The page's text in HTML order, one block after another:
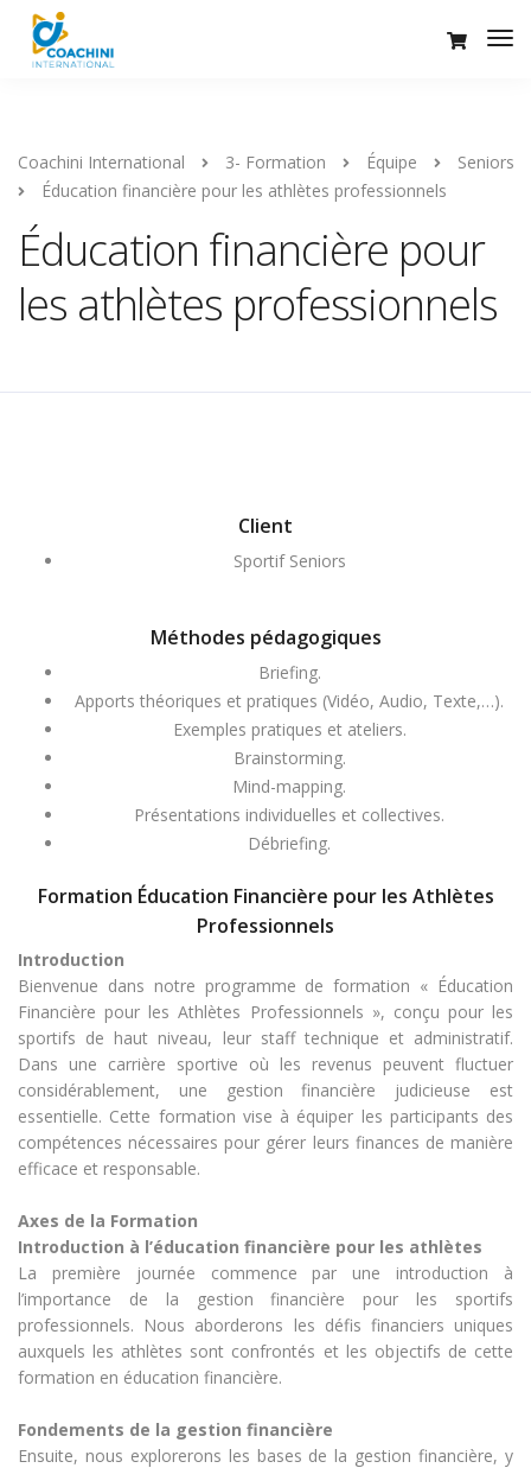
Coachini International 3- Formation Équipe
Seniors
Éducation financière pour les athlètes professionnels
Éducation financière pour
les athlètes professionnels
Client
Sportif Seniors
Méthodes pédagogiques
Briefing.
Apports théoriques et pratiques (Vidéo, Audio, Texte,…).
Exemples pratiques et ateliers.
Brainstorming.
Mind-mapping.
Présentations individuelles et collectives.
Débriefing.
Formation Éducation Financière pour les Athlètes
Professionnels
Introduction
Bienvenue dans notre programme de formation « Éducation
Financière pour les Athlètes Professionnels », conçu pour les
sportifs de haut niveau, leur staff technique et administratif.
Dans une carrière sportive où les revenus peuvent fluctuer
considérablement, une gestion financière judicieuse est
essentielle. Cette formation vise à équiper les participants des
compétences nécessaires pour gérer leurs finances de manière
efficace et responsable.
Axes de la Formation
Introduction à l’éducation financière pour les athlètes
La première journée commence par une introduction à
l’importance de la gestion financière pour les sportifs
professionnels. Nous aborderons les défis financiers uniques
auxquels les athlètes sont confrontés et les objectifs de cette
formation en éducation financière.
Fondements de la gestion financière
Ensuite, nous explorerons les bases de la gestion financière, y